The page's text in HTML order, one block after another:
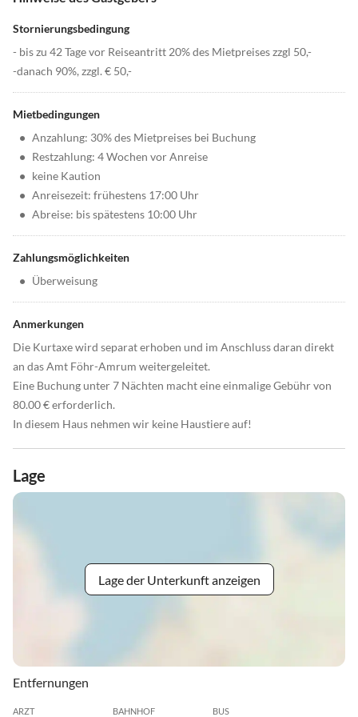
Stornierungsbedingung
- bis zu 42 Tage vor Reiseantritt 20% des Mietpreises zzgl 50,-
-danach 90%, zzgl. € 50,-
Mietbedingungen
• Anzahlung: 30% des Mietpreises bei Buchung
• Restzahlung: 4 Wochen vor Anreise
• keine Kaution
• Anreisezeit: frühestens 17:00 Uhr
• Abreise: bis spätestens 10:00 Uhr
Zahlungsmöglichkeiten
• Überweisung
Anmerkungen
Die Kurtaxe wird separat erhoben und im Anschluss daran direkt
an das Amt Föhr-Amrum weitergeleitet.
Eine Buchung unter 7 Nächten macht eine einmalige Gebühr von
80.00 € erforderlich.
In diesem Haus nehmen wir keine Haustiere auf!
Lage
Lage der Unterkunft anzeigen
Entfernungen
ARZT BAHNHOF BUS